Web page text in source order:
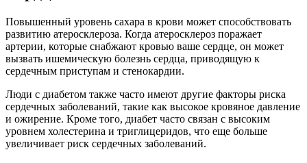
Повышенный уровень сахара в крови может способствовать
развитию атеросклероза. Когда атеросклероз поражает
артерии, которые снабжают кровью ваше сердце, он может
вызвать ишемическую болезнь сердца, приводящую к
сердечным приступам и стенокардии.
Люди с диабетом также часто имеют другие факторы риска
сердечных заболеваний, такие как высокое кровяное давление
и ожирение. Кроме того, диабет часто связан с высоким
уровнем холестерина и триглицеридов, что еще больше
увеличивает риск сердечных заболеваний.